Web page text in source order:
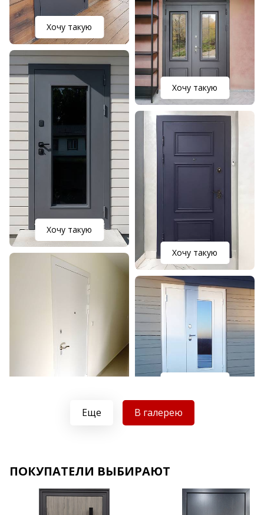
Хочу такую
Хочу такую
Хочу такую
Хочу такую
Хочу такую
Еще В галерею
ПОКУПАТЕЛИ ВЫБИРАЮТ